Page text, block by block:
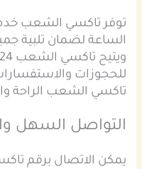
توفر تاكسي الشعب
الساعة لضمان تلبية
للحجوزات
تاكسي الشعب الراحة
التواصل السهل
يمكن الاتصال برقم